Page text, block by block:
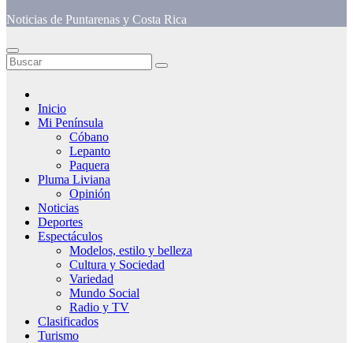
Noticias de Puntarenas y Costa Rica
Inicio
Mi Península
Cóbano
Lepanto
Paquera
Pluma Liviana
Opinión
Noticias
Deportes
Espectáculos
Modelos, estilo y belleza
Cultura y Sociedad
Variedad
Mundo Social
Radio y TV
Clasificados
Turismo